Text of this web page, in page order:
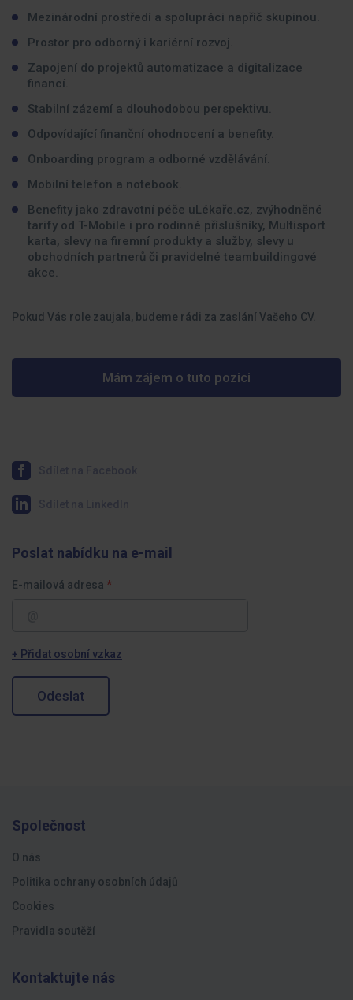
Mezinárodní prostředí a spolupráci napříč skupinou.
Prostor pro odborný i kariérní rozvoj.
Zapojení do projektů automatizace a digitalizace
financí.
Stabilní zázemí a dlouhodobou perspektivu.
Odpovídající finanční ohodnocení a benefity.
Onboarding program a odborné vzdělávání.
Mobilní telefon a notebook.
Benefity jako zdravotní péče uLékaře.cz, zvýhodněné
tarify od T-Mobile i pro rodinné příslušníky, Multisport
karta, slevy na firemní produkty a služby, slevy u
obchodních partnerů či pravidelné teambuildingové
akce.
Pokud Vás role zaujala, budeme rádi za zaslání Vašeho CV.
Mám zájem o tuto pozici
Poslat nabídku na e-mail
E-mailová adresa
+ Přidat osobní vzkaz
Odeslat
Společnost
O nás
Politika ochrany osobních údajů
Cookies
Pravidla soutěží
Kontaktujte nás